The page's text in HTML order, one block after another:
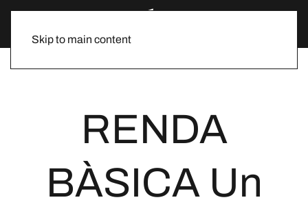
Skip to main content
RENDA
BÀSICA Un